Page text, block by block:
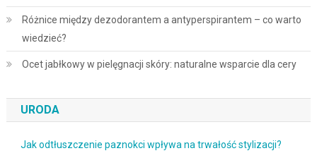
Różnice między dezodorantem a antyperspirantem – co warto
wiedzieć?
Ocet jabłkowy w pielęgnacji skóry: naturalne wsparcie dla cery
URODA
Jak odtłuszczenie paznokci wpływa na trwałość stylizacji?